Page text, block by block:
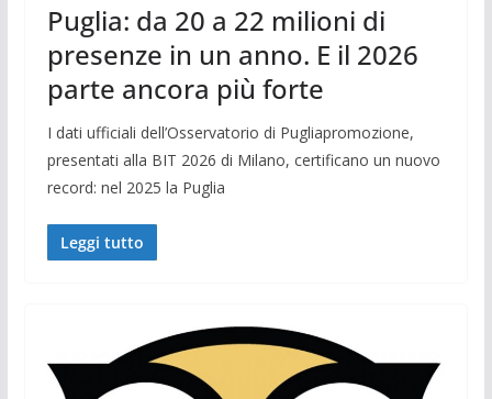
Puglia: da 20 a 22 milioni di
presenze in un anno. E il 2026
parte ancora più forte
I dati ufficiali dell’Osservatorio di Pugliapromozione,
presentati alla BIT 2026 di Milano, certificano un nuovo
record: nel 2025 la Puglia
Leggi tutto